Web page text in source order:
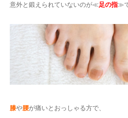
意外と鍛えられていないのが≪足の指≫
膝や腰が痛いとおっしゃる方で、